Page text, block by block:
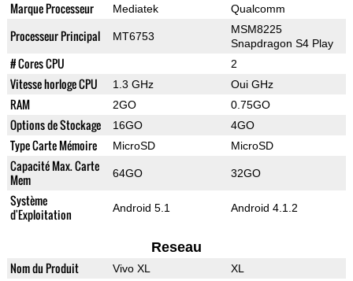
Marque Processeur Mediatek Qualcomm
Processeur Principal MT6753
MSM8225
Snapdragon S4 Play
# Cores CPU 2
Vitesse horloge CPU 1.3 GHz Oui GHz
RAM 2GO 0.75GO
Options de Stockage 16GO 4GO
Type Carte Mémoire MicroSD MicroSD
Capacité Max. Carte
Mem
64GO 32GO
Système
d'Exploitation
Android 5.1 Android 4.1.2
Reseau
Nom du Produit Vivo XL XL